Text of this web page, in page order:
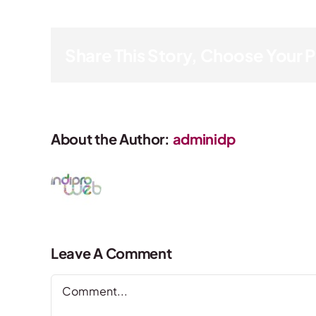
About the Author: adminidp
Leave A Comment
Comment